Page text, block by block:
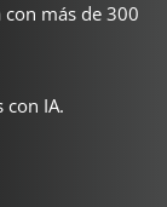
con más de 300
con IA.